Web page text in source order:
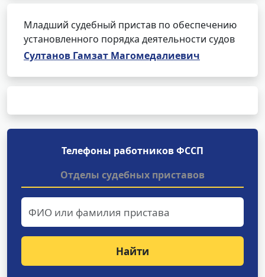
Младший судебный пристав по обеспечению
установленного порядка деятельности судов
Султанов Гамзат Магомедалиевич
Телефоны работников ФССП
Отделы судебных приставов
Найти